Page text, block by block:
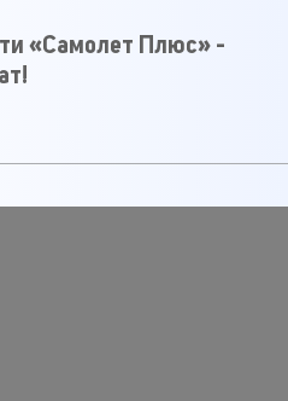
«Самолет Плюс» -